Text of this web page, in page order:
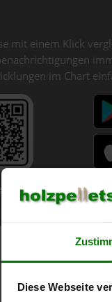
Diese Webseite
mit einem Klick
im Chart
mehr über